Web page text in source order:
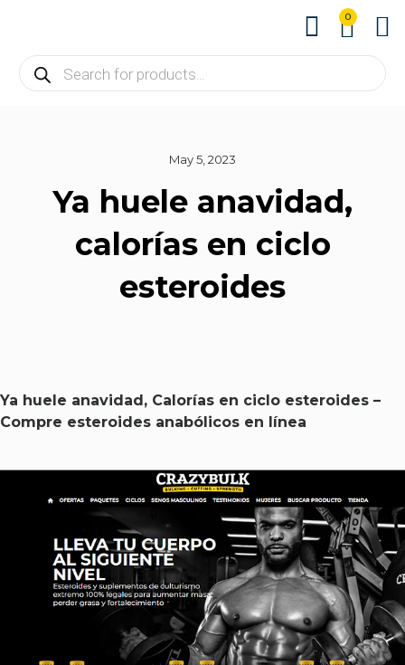
0
May 5, 2023
Ya huele anavidad,
calorías en ciclo
esteroides
Ya huele anavidad, Calorías en ciclo esteroides –
Compre esteroides anabólicos en línea